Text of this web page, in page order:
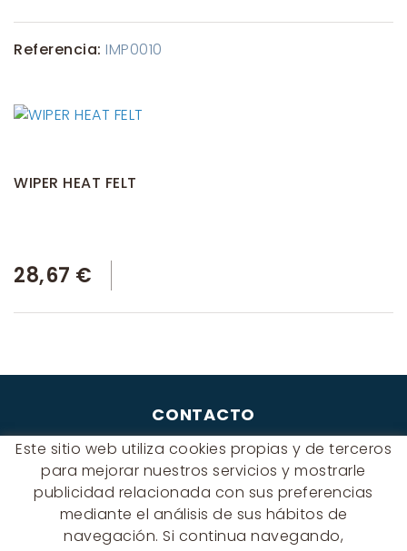
Referencia: IMP0010
WIPER HEAT FELT
28,67 €
CONTACTO
Albert Einstein, 54 - 60 - Nave 3
08940 Cornellà de Llobregat
(BARCELONA)
649 631 197
palmyra@palmyra.cat
Este sitio web utiliza cookies propias y de terceros
para mejorar nuestros servicios y mostrarle
publicidad relacionada con sus preferencias
mediante el análisis de sus hábitos de
navegación. Si continua navegando,